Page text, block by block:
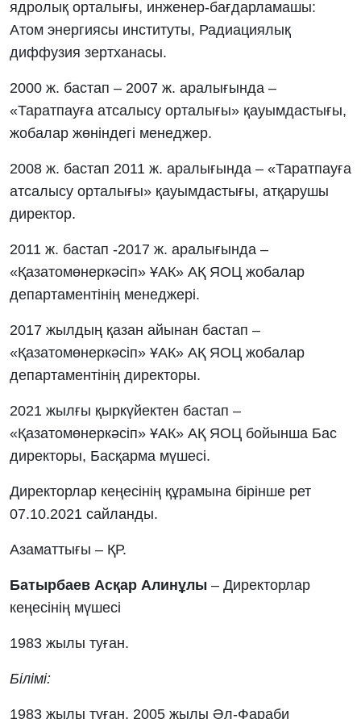
ядролық орталығы, инженер-бағдарламашы:
Атом энергиясы институты, Радиациялық
диффузия зертханасы.
2000 ж. бастап – 2007 ж. аралығында –
«Таратпауға атсалысу орталығы» қауымдастығы,
жобалар жөніндегі менеджер.
2008 ж. бастап 2011 ж. аралығында – «Таратпауға
атсалысу орталығы» қауымдастығы, атқарушы
директор.
2011 ж. бастап -2017 ж. аралығында –
«Қазатомөнеркәсіп» ҰАК» АҚ ЯОЦ жобалар
департаментінің менеджері.
2017 жылдың қазан айынан бастап –
«Қазатомөнеркәсіп» ҰАК» АҚ ЯОЦ жобалар
департаментінің директоры.
2021 жылғы қыркүйектен бастап –
«Қазатомөнеркәсіп» ҰАК» АҚ ЯОЦ бойынша Бас
директоры, Басқарма мүшесі.
Директорлар кеңесінің құрамына бірінше рет
07.10.2021 сайланды.
Азаматтығы – ҚР.
Батырбаев Асқар Алинұлы – Директорлар
кеңесінің мүшесі
1983 жылы туған.
Білімі:
1983 жылы туған. 2005 жылы Әл-Фараби